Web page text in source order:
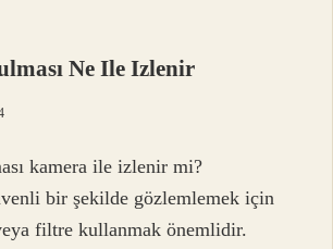
Ne Ile Izlenir
kamera ile izlenir mi?
bir şekilde gözlemlemek için
filtre kullanmak önemlidir.